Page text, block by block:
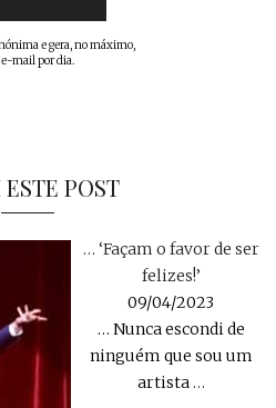
e gera, no máximo,
mail por dia.
POST
… ‘Façam o favor de ser
felizes!’
09/04/2023
… Nunca escondi de
ninguém que sou um
artista…